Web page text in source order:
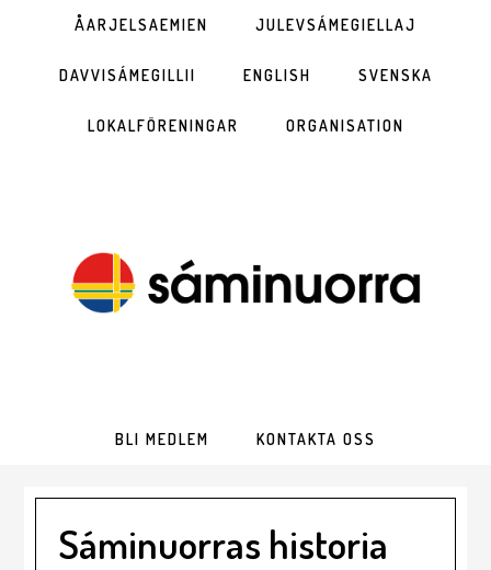
ÅARJELSAEMIEN JULEVSÁMEGIELLAJ
DAVVISÁMEGILLII ENGLISH SVENSKA
LOKALFÖRENINGAR ORGANISATION
BLI MEDLEM KONTAKTA OSS
Sáminuorras historia